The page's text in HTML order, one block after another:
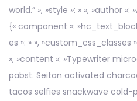
world.” », »style »: » », »author »:
{« component »: »hc_text_block
es »: » », »custom_css_classes
», »content »: »Typewriter
pabst. Seitan activated
tacos selfies snackwave